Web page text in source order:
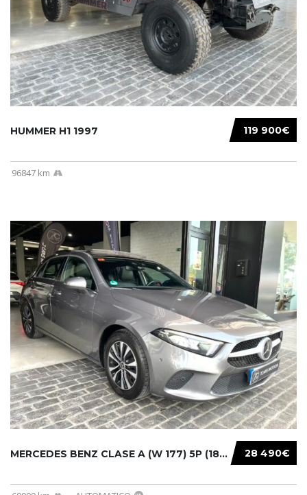
119 900€
HUMMER H1 1997
96847 km
28 490€
MERCEDES BENZ CLASE A (W 177) 5P (18-) 2020....